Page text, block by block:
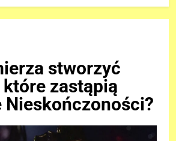
stworzyć
zastąpią
Nieskończoności?